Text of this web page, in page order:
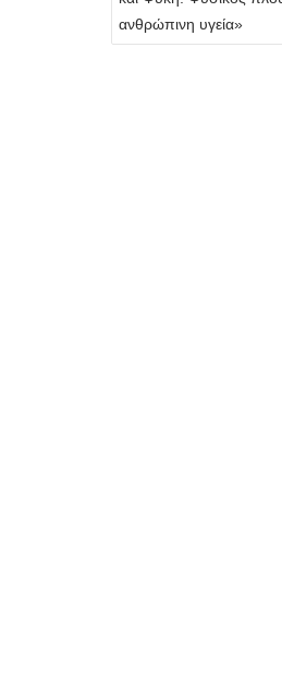
ανθρώπινη υγεία»